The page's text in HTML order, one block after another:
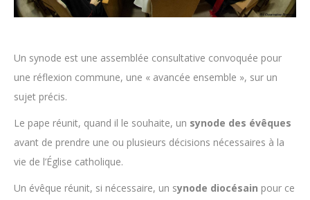
Un synode est une assemblée consultative convoquée pour
une réflexion commune, une « avancée ensemble », sur un
sujet précis.
Le pape réunit, quand il le souhaite, un synode des évêques
avant de prendre une ou plusieurs décisions nécessaires à la
vie de l’Église catholique.
Un évêque réunit, si nécessaire, un synode diocésain pour ce